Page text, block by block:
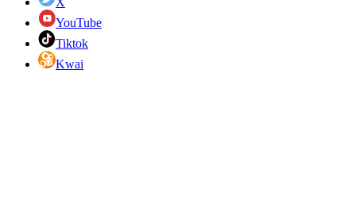
YouTube
Tiktok
Kwai